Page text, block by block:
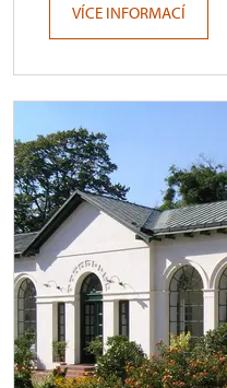
VÍCE INFORMACÍ